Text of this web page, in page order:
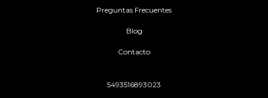
Preguntas Frecuentes
Blog
Contacto
5493516893023